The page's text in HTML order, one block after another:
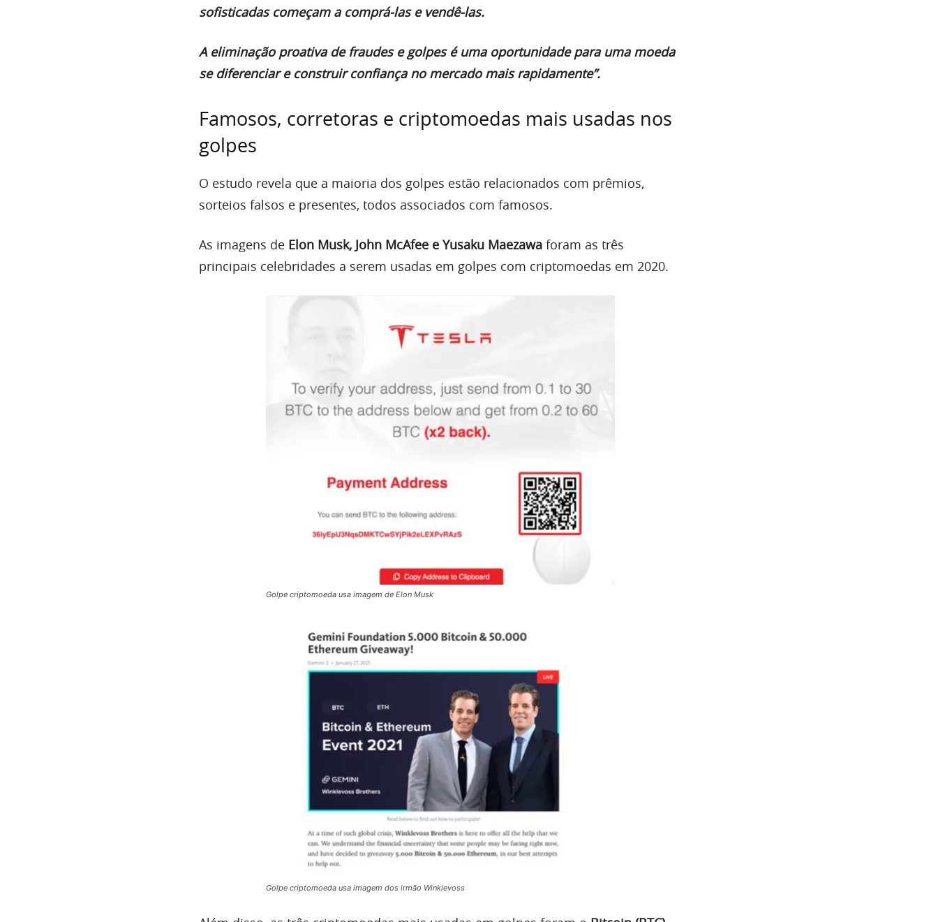
sofisticadas começam a comprá-las e vendê-las.
A eliminação proativa de fraudes e golpes é uma oportunidade para uma moeda
se diferenciar e construir confiança no mercado mais rapidamente”.
Famosos, corretoras e criptomoedas mais usadas nos
golpes
O estudo revela que a maioria dos golpes estão relacionados com prêmios,
sorteios falsos e presentes, todos associados com famosos.
As imagens de Elon Musk, John McAfee e Yusaku Maezawa foram as três
principais celebridades a serem usadas em golpes com criptomoedas em 2020.
Golpe criptomoeda usa imagem de Elon Musk
Golpe criptomoeda usa imagem dos irmão Winklevoss